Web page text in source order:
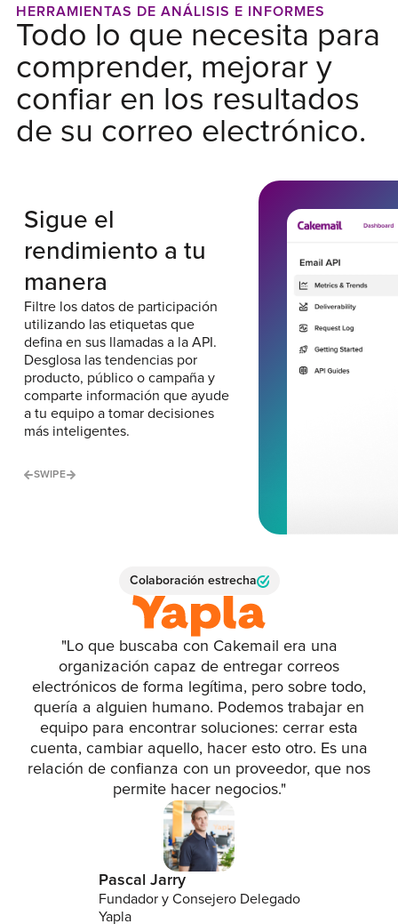
HERRAMIENTAS DE ANÁLISIS E INFORMES
Todo lo que necesita para
comprender, mejorar y
confiar en los resultados
de su correo electrónico.
Sigue el
rendimiento a tu
manera
Filtre los datos de participación
utilizando las etiquetas que
defina en sus llamadas a la API.
Desglosa las tendencias por
producto, público o campaña y
comparte información que ayude
a tu equipo a tomar decisiones
más inteligentes.
SWIPE
Colaboración estrecha
"Lo que buscaba con Cakemail era una
organización capaz de entregar correos
electrónicos de forma legítima, pero sobre todo,
quería a alguien humano. Podemos trabajar en
equipo para encontrar soluciones: cerrar esta
cuenta, cambiar aquello, hacer esto otro. Es una
relación de confianza con un proveedor, que nos
permite hacer negocios."
Pascal Jarry
Fundador y Consejero Delegado
Yapla